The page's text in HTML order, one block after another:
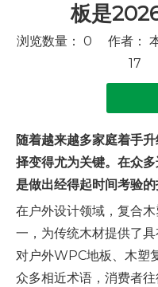
板是
浏览数量： 0 作者：
17
随着越来越多家庭着手
择变得尤为关键。在众
是做出经得起时间考验的
在户外设计领域，复合
一，为传统木材提供了
对户外WPC地板、木塑
众多相近术语，消费者